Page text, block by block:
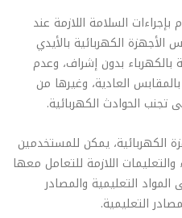
السلامة اللازمة عند
الكهربائية بالأيدي
بالكهرباء بدون إشراف، وعدم
العادية، وغيرها من
تجنب الحوادث الكهربائية.
الكهربائية، يمكن للمستخدمين
اللازمة للتعامل معها
التعليمية والمصادر
التعليمية.